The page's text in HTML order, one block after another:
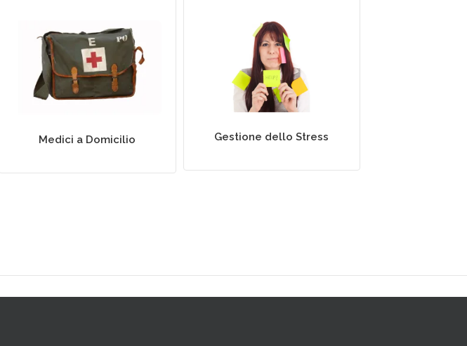
Medici a Domicilio Gestione dello Stress
Rilassamento e Stress